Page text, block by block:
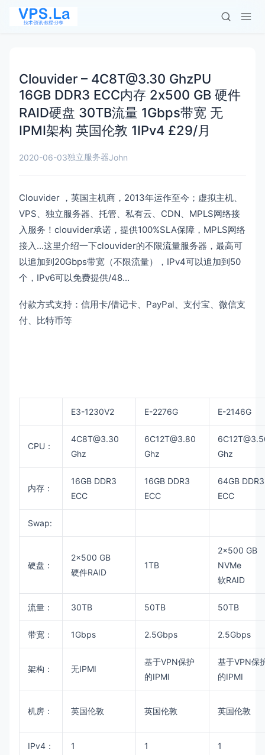
Clouvider – 4C8T@3.30 GhzPU
16GB DDR3 ECC内存 2x500 GB 硬件
RAID硬盘 30TB流量 1Gbps带宽 无
IPMI架构 英国伦敦 1IPv4 £29/月
2020-06-03独立服务器John
Clouvider ，英国主机商，2013年运作至今；虚拟主机、
VPS、独立服务器、托管、私有云、CDN、MPLS网络接
入服务！clouvider承诺，提供100%SLA保障，MPLS网络
接入...这里介绍一下clouvider的不限流量服务器，最高可
以追加到20Gbps带宽（不限流量），IPv4可以追加到50
个，IPv6可以免费提供/48...
付款方式支持：信用卡/借记卡、PayPal、支付宝、微信支
付、比特币等
E3-1230V2 E-2276G E-2146G
CPU：
4C8T@3.30
Ghz
6C12T@3.80
Ghz
Ghz
内存：
16GB DDR3
ECC
16GB DDR3
ECC
64GB DDR3
ECC
Swap:
硬盘：
2x500 GB
硬件RAID
1TB
2x500 GB
NVMe
软RAID
流量： 30TB 50TB 50TB
带宽： 1Gbps 2.5Gbps 2.5Gbps
架构： 无IPMI
基于VPN保护
的IPMI
基于VPN保
的IPMI
机房： 英国伦敦 英国伦敦 英国伦敦
IPv4： 1 1 1